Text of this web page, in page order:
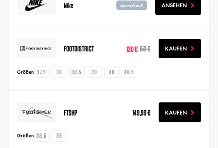
Nike ausverkauft ANSEHEN
FOOTDISTRICT 120 € 150 € KAUFEN
Größen 37.5 38 38.5 39 40 40.5
FTSHP 149,99 € KAUFEN
Größen 38.5 39